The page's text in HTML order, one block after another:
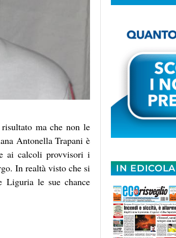
ma che non le
Antonella Trapani è
ai calcoli provvisori i
In realtà visto che si
Liguria le sue chance
IN EDICOLA